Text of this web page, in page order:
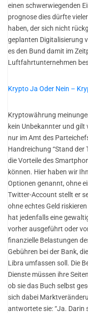
einen schwerwiegenden
prognose dies dürfte
haben, der sich nicht
geplanten Digitalisierung
es den Bund damit im
Luftfahrtunternehmen
Krypto Ja Oder Nein –
Kryptowährung
kein Unbekannter und
nur im Amt des
Handreichung “Stand der
die Vorteile des
können. Hier haben wir
Optionen genannt, ohne
Twitter-Account stellt er
ohne echtes Geld
hat jedenfalls eine
vorher ausgeführt oder
finanzielle Belastungen
Gebühren bei der Bank,
Libra umfassen soll. Die
Dienste müssen ihre
ob sie das Buch selbst
sich dabei
antwortete sie: “Ja. Darin